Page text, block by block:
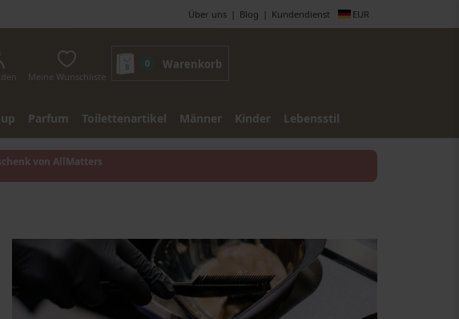
EUR
Über uns Blog Kundendienst
Meine Wunschliste
0 Warenkorb
Parfum Toilettenartikel Männer Kinder Lebensstil
von AllMatters